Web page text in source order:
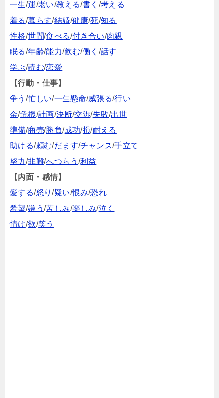
一生/運/老い/教える/書く /考える
着る/暮らす/結婚/健康/死/知る
性格/世間/食べる/付き合い/肉親
眠る/年齢/能力/飲む/働く /話す
学ぶ/読む/恋愛
【行動・仕事】
争う /忙しい/一生懸命/威張る/行い
金/危機/計画/決断/交渉/失敗/出世
準備/商売/勝負/成功/損/耐える
助ける/頼む/だます/チャンス/手立て
努力/非難/へつらう/利益
【内面・感情】
愛する/怒り/疑い/恨み/恐れ
希望/嫌う/苦しみ/楽しみ/泣く
情け/欲/笑う